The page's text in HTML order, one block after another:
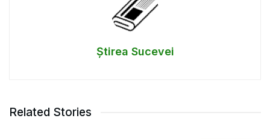
Știrea Sucevei
Related Stories